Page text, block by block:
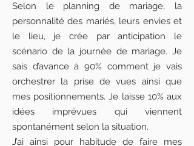
Selon le planning de mariage, la
personnalité des mariés, leurs envies et
le lieu, je crée par anticipation le
scénario de la journée de mariage. Je
sais d’avance à 90% comment je vais
orchestrer la prise de vues ainsi que
mes positionnements. Je laisse 10% aux
idées imprévues qui viennent
spontanément selon la situation.
J’ai ainsi pour habitude de faire mes